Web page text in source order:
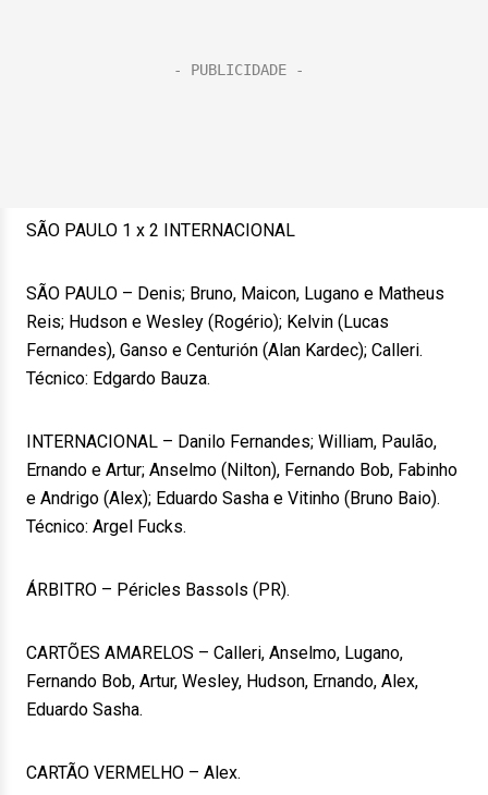
SÃO PAULO 1 x 2 INTERNACIONAL
SÃO PAULO – Denis; Bruno, Maicon, Lugano e Matheus
Reis; Hudson e Wesley (Rogério); Kelvin (Lucas
Fernandes), Ganso e Centurión (Alan Kardec); Calleri.
Técnico: Edgardo Bauza.
INTERNACIONAL – Danilo Fernandes; William, Paulão,
Ernando e Artur; Anselmo (Nilton), Fernando Bob, Fabinho
e Andrigo (Alex); Eduardo Sasha e Vitinho (Bruno Baio).
Técnico: Argel Fucks.
ÁRBITRO – Péricles Bassols (PR).
CARTÕES AMARELOS – Calleri, Anselmo, Lugano,
Fernando Bob, Artur, Wesley, Hudson, Ernando, Alex,
Eduardo Sasha.
CARTÃO VERMELHO – Alex.